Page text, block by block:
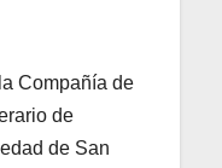
Compañía de
de
de San